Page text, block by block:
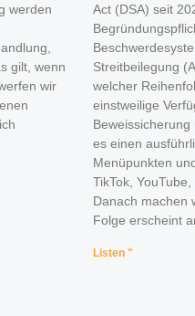
werden
gilt, wenn
wir
Act (DSA) seit
Streitbeilegung
welcher
einstweilige
es einen
Menüpunkten
TikTok,
Danach machen
Folge erscheint
Listen "